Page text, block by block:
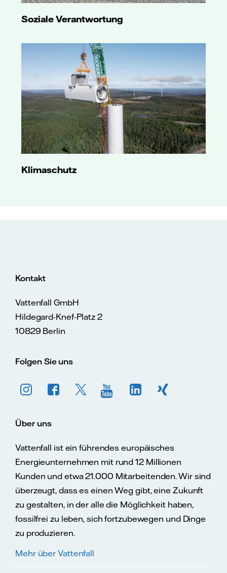
Soziale Verantwortung
Klimaschutz
Kontakt
Vattenfall GmbH
Hildegard-Knef-Platz 2
10829 Berlin
Folgen Sie uns
Über uns
Vattenfall ist ein führendes europäisches
Energieunternehmen mit rund 12 Millionen
Kunden und etwa 21.000 Mitarbeitenden. Wir sind
überzeugt, dass es einen Weg gibt, eine Zukunft
zu gestalten, in der alle die Möglichkeit haben,
fossilfrei zu leben, sich fortzubewegen und Dinge
zu produzieren.
Mehr über Vattenfall